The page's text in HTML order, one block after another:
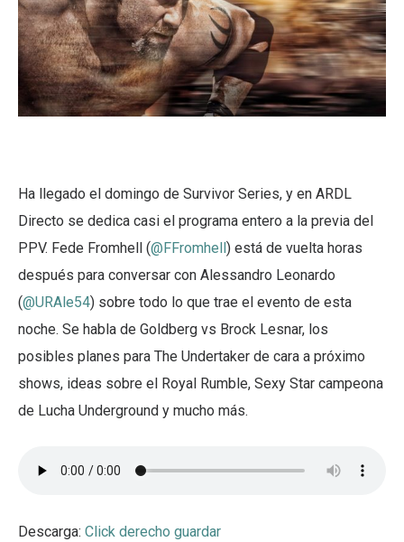
Ha llegado el domingo de Survivor Series, y en ARDL
Directo se dedica casi el programa entero a la previa del
PPV. Fede Fromhell (@FFromhell) está de vuelta horas
después para conversar con Alessandro Leonardo
(@URAle54) sobre todo lo que trae el evento de esta
noche. Se habla de Goldberg vs Brock Lesnar, los
posibles planes para The Undertaker de cara a próximo
shows, ideas sobre el Royal Rumble, Sexy Star campeona
de Lucha Underground y mucho más.
Descarga: Click derecho guardar